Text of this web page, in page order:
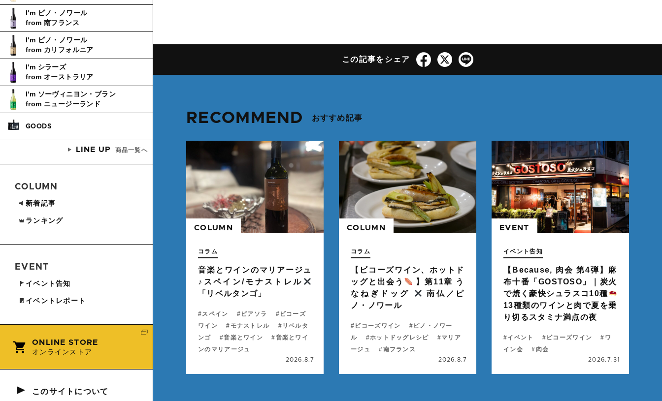
この記事をシェア
RECOMMEND おすすめ記事
続きを読む
COLUMN
コラム
音楽とワインのマリアージュ
♪スペイン/モナストレル
「リベルタンゴ」
スペイン ピアソラ
ビコーズ
ワイン
モナストレル
リベルタ
ンゴ
音楽とワイン
音楽とワイ
ンのマリアージュ
2026.8.7
続きを読む
COLUMN
コラム
【ビコーズワイン、ホットド
ッグと出会う
】第11章 う
なねぎドッグ
南仏／ピ
ノ・ノワール
ビコーズワイン
ピノ・ノワー
ル
ホットドッグレシピ
マリア
ージュ
南フランス
2026.8.7
EVENT
イベント告知
【Because, 肉会 第4弾】麻
布十番「GOSTOSO」｜炭火
で焼く豪快シュラスコ10種
13種類のワインと肉で夏を乗
り切るスタミナ満点の夜
イベント ビコーズワイン
ワ
イン会
肉会
2026.7.31
I'm ピノ・ノワール
from 南フランス
I'm ピノ・ノワール
from カリフォルニア
I'm シラーズ
from オーストラリア
I'm ソーヴィニヨン・ブラン
from ニュージーランド
GOODS
LINE UP 商品一覧へ
COLUMN
新着記事
ランキング
EVENT
イベント告知
イベントレポート
ONLINE STORE
オンラインストア
このサイトについて